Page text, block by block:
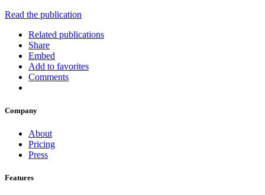
Read the publication
Related publications
Share
Embed
Add to favorites
Comments
Company
About
Pricing
Press
Features